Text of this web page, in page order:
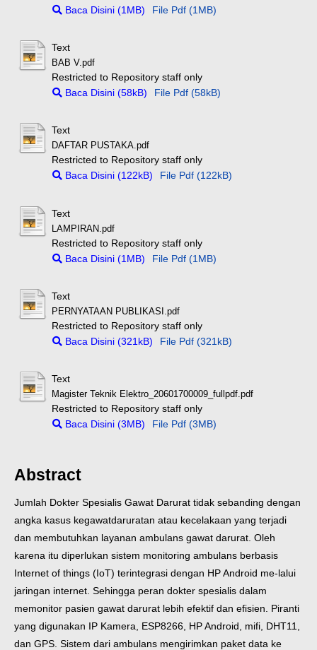
Baca Disini (1MB)
File Pdf (1MB)
Text
BAB V.pdf
Restricted to Repository staff only
Baca Disini (58kB)
File Pdf (58kB)
Text
DAFTAR PUSTAKA.pdf
Restricted to Repository staff only
Baca Disini (122kB)
File Pdf (122kB)
Text
LAMPIRAN.pdf
Restricted to Repository staff only
Baca Disini (1MB)
File Pdf (1MB)
Text
PERNYATAAN PUBLIKASI.pdf
Restricted to Repository staff only
Baca Disini (321kB)
File Pdf (321kB)
Text
Magister Teknik Elektro_20601700009_fullpdf.pdf
Restricted to Repository staff only
Baca Disini (3MB)
File Pdf (3MB)
Abstract
Jumlah Dokter Spesialis Gawat Darurat tidak sebanding dengan
angka kasus kegawatdaruratan atau kecelakaan yang terjadi
dan membutuhkan layanan ambulans gawat darurat. Oleh
karena itu diperlukan sistem monitoring ambulans berbasis
Internet of things (IoT) terintegrasi dengan HP Android me-lalui
jaringan internet. Sehingga peran dokter spesialis dalam
memonitor pasien gawat darurat lebih efektif dan efisien. Piranti
yang digunakan IP Kamera, ESP8266, HP Android, mifi, DHT11,
dan GPS. Sistem dari ambulans mengirimkan paket data ke